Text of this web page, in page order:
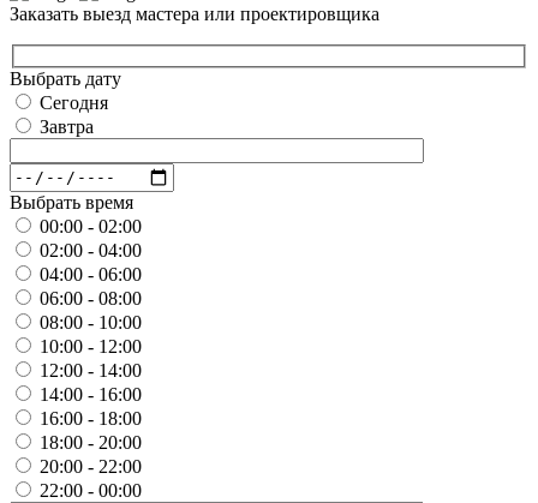
Заказать выезд мастера или проектировщика
Выбрать дату
Сегодня
Завтра
Выбрать время
00:00 - 02:00
02:00 - 04:00
04:00 - 06:00
06:00 - 08:00
08:00 - 10:00
10:00 - 12:00
12:00 - 14:00
14:00 - 16:00
16:00 - 18:00
18:00 - 20:00
20:00 - 22:00
22:00 - 00:00